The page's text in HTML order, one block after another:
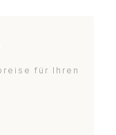
für Ihren